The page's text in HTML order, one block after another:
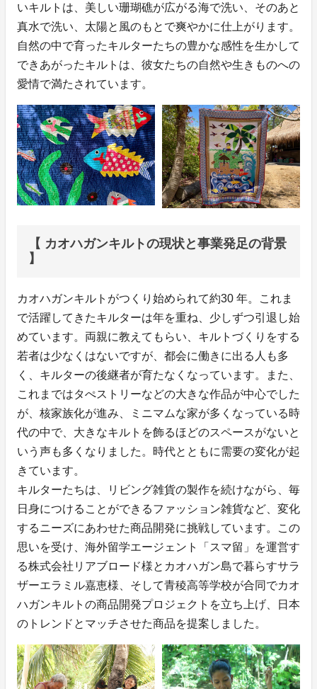
いキルトは、美しい珊瑚礁が広がる海で洗い、そのあと
真⽔で洗い、太陽と⾵のもとで爽やかに仕上がります。
⾃然の中で育ったキルターたちの豊かな感性を⽣かして
できあがったキルトは、彼⼥たちの⾃然や⽣きものへの
愛情で満たされています。
【 カオハガンキルトの現状と事業発⾜の背景
】
カオハガンキルトがつくり始められて約30 年。これま
で活躍してきたキルターは年を重ね、少しずつ引退し始
めています。両親に教えてもらい、キルトづくりをする
若者は少なくはないですが、都会に働きに出る⼈も多
く、キルターの後継者が育たなくなっています。また、
これまではタぺストリーなどの⼤きな作品が中⼼でした
が、核家族化が進み、ミニマムな家が多くなっている時
代の中で、⼤きなキルトを飾るほどのスペースがないと
いう声も多くなりました。時代とともに需要の変化が起
きています。
キルターたちは、リビング雑貨の製作を続けながら、毎
⽇⾝につけることができるファッション雑貨など、変化
するニーズにあわせた商品開発に挑戦しています。この
思いを受け、海外留学エージェント「スマ留」を運営す
る株式会社リアブロード様とカオハガン島で暮らすサラ
ザーエラミル嘉恵様、そして⻘稜⾼等学校が合同でカオ
ハガンキルトの商品開発プロジェクトを⽴ち上げ、⽇本
のトレンドとマッチさせた商品を提案しました。